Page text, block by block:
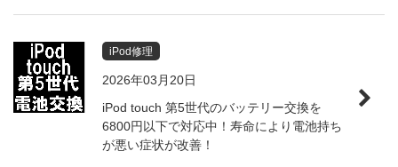
iPod修理
2026年03月20日
iPod touch 第5世代のバッテリー交換を
6800円以下で対応中！寿命により電池持ち
が悪い症状が改善！